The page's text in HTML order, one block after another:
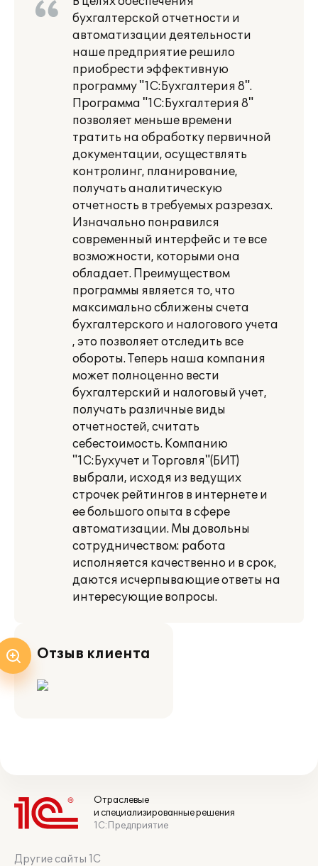
бухгалтерской отчетности и
автоматизации деятельности
наше предприятие решило
приобрести эффективную
программу "1С:Бухгалтерия 8".
Программа "1С:Бухгалтерия 8"
позволяет меньше времени
тратить на обработку первичной
документации, осуществлять
контролинг, планирование,
получать аналитическую
отчетность в требуемых разрезах.
Изначально понравился
современный интерфейс и те все
возможности, которыми она
обладает. Преимуществом
программы является то, что
максимально сближены счета
бухгалтерского и налогового учета
, это позволяет отследить все
обороты. Теперь наша компания
может полноценно вести
бухгалтерский и налоговый учет,
получать различные виды
отчетностей, считать
себестоимость. Компанию
"1С:Бухучет и Торговля"(БИТ)
выбрали, исходя из ведущих
строчек рейтингов в интернете и
ее большого опыта в сфере
автоматизации. Мы довольны
сотрудничеством: работа
исполняется качественно и в срок,
даются исчерпывающие ответы на
интересующие вопросы.
Отзыв клиента
Отраслевые
и специализированные решения
1С:Предприятие
Другие сайты 1С